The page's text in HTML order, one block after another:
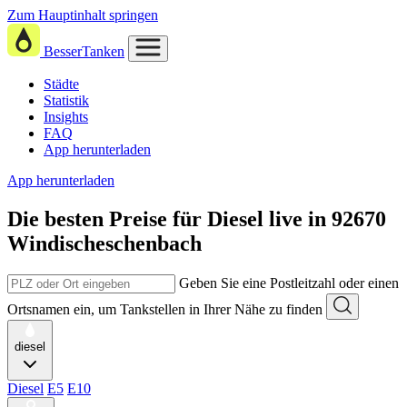
Zum Hauptinhalt springen
BesserTanken
Städte
Statistik
Insights
FAQ
App herunterladen
App herunterladen
Die besten Preise für Diesel live in 92670
Windischeschenbach
Geben Sie eine Postleitzahl oder einen
Ortsnamen ein, um Tankstellen in Ihrer Nähe zu finden
diesel
Diesel E5 E10